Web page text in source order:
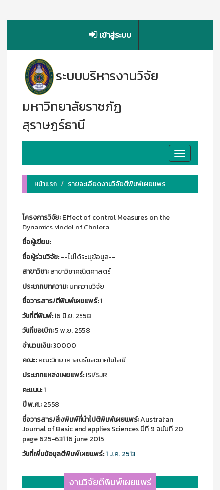
เข้าสู่ระบบ
ระบบบริหารงานวิจัย
มหาวิทยาลัยราชภัฏ
สุราษฎร์ธานี
Toggle
navigation
หน้าแรก
รายละเอียดงานวิจัยตีพิมพ์เผยแพร่
โครงการวิจัย:Effect of control Measures on the
Dynamics Model of Cholera
ชื่อผู้เขียน:
ชื่อผู้ร่วมวิจัย:--ไม่ได้ระบุข้อมูล--
สาขาวิชา:สาขาวิชาคณิตศาสตร์
ประเภทบทความ:บทความวิจัย
ชื่อวารสาร/ตีพิมพ์เผยแพร์:1
วันที่ตีพิมพ์:16 มิ.ย. 2558
วันที่ขอเบิก:5 พ.ย. 2558
จำนวนเงิน:30000
คณะ:คณะวิทยาศาสตร์และเทคโนโลยี
ประเภทแหล่งเผยแพร์:ISI/SJR
คะแนน:1
ปี พ.ศ.:2558
ชื่อวารสาร/สิ่งพิมพ์ที่นำไปตีพิมพ์เผยแพร์:Australian
Journal of Basic and applies Sciences ปีที่ 9 ฉบับที่ 20
page 625-631 16 june 2015
วันที่เพิ่มข้อมูลตีพิมพ์เผยแพร์:1 ม.ค. 2513
งานวิจัยตีพิมพ์เผยแพร่